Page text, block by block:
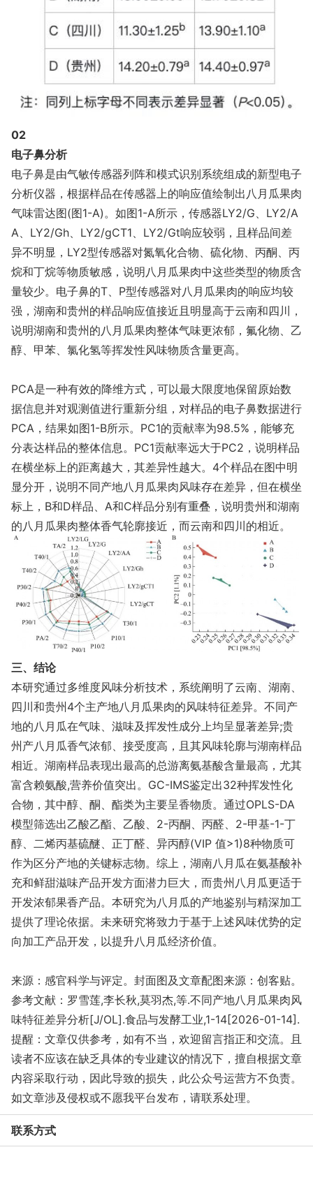
02
电子鼻分析
电子鼻是由气敏传感器列阵和模式识别系统组成的新型电子
分析仪器，根据样品在传感器上的响应值绘制出八月瓜果肉
气味雷达图(图1-A)。如图1-A所示，传感器LY2/G、LY2/A
A、LY2/Gh、LY2/gCT1、LY2/Gt响应较弱，且样品间差
异不明显，LY2型传感器对氮氧化合物、硫化物、丙酮、丙
烷和丁烷等物质敏感，说明八月瓜果肉中这些类型的物质含
量较少。电子鼻的T、P型传感器对八月瓜果肉的响应均较
强，湖南和贵州的样品响应值接近且明显高于云南和四川，
说明湖南和贵州的八月瓜果肉整体气味更浓郁，氟化物、乙
醇、甲苯、氯化氢等挥发性风味物质含量更高。
PCA是一种有效的降维方式，可以最大限度地保留原始数
据信息并对观测值进行重新分组，对样品的电子鼻数据进行
PCA，结果如图1-B所示。PC1的贡献率为98.5%，能够充
分表达样品的整体信息。PC1贡献率远大于PC2，说明样品
在横坐标上的距离越大，其差异性越大。4个样品在图中明
显分开，说明不同产地八月瓜果肉风味存在差异，但在横坐
标上，B和D样品、A和C样品分别有重叠，说明贵州和湖南
的八月瓜果肉整体香气轮廓接近，而云南和四川的相近。
三、结论
本研究通过多维度风味分析技术，系统阐明了云南、湖南、
四川和贵州4个主产地八月瓜果肉的风味特征差异。不同产
地的八月瓜在气味、滋味及挥发性成分上均呈显著差异;贵
州产八月瓜香气浓郁、接受度高，且其风味轮廓与湖南样品
相近。湖南样品表现出最高的总游离氨基酸含量最高，尤其
富含赖氨酸,营养价值突出。GC-IMS鉴定出32种挥发性化
合物，其中醇、酮、酯类为主要呈香物质。通过OPLS-DA
模型筛选出乙酸乙酯、乙酸、2-丙酮、丙醛、2-甲基-1-丁
醇、二烯丙基硫醚、正丁醛、异丙醇(VIP 值>1)8种物质可
作为区分产地的关键标志物。综上，湖南八月瓜在氨基酸补
充和鲜甜滋味产品开发方面潜力巨大，而贵州八月瓜更适于
开发浓郁果香产品。本研究为八月瓜的产地鉴别与精深加工
提供了理论依据。未来研究将致力于基于上述风味优势的定
向加工产品开发，以提升八月瓜经济价值。
来源：感官科学与评定。封面图及文章配图来源：创客贴。
参考文献：罗雪莲,李长秋,莫羽杰,等.不同产地八月瓜果肉风
味特征差异分析[J/OL].食品与发酵工业,1-14[2026-01-14].
提醒：文章仅供参考，如有不当，欢迎留言指正和交流。且
读者不应该在缺乏具体的专业建议的情况下，擅自根据文章
内容采取行动，因此导致的损失，此公众号运营方不负责。
如文章涉及侵权或不愿我平台发布 ，请联系处理。
联系方式